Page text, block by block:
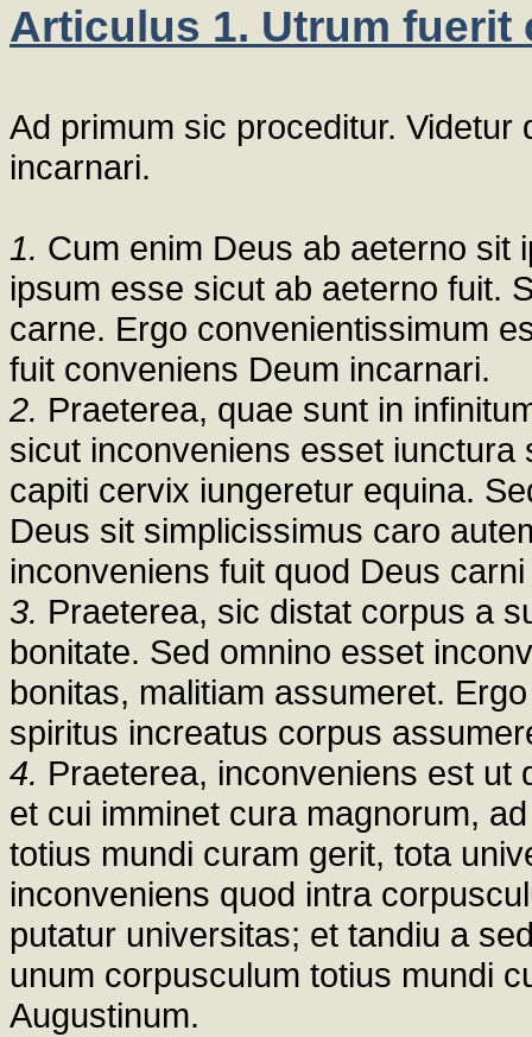
Articulus 1. Utrum fuerit
Ad primum sic proceditur.
incarnari.
1. Cum enim Deus ab aeterno sit
ipsum esse sicut ab aeterno fuit.
carne. Ergo convenientissimum
fuit conveniens Deum incarnari.
2. Praeterea, quae sunt in
sicut inconveniens esset
capiti cervix iungeretur equina.
Deus sit simplicissimus caro
inconveniens fuit quod Deus
3. Praeterea, sic distat corpus a
bonitate. Sed omnino esset
bonitas, malitiam assumeret.
spiritus increatus corpus
4. Praeterea, inconveniens est ut
et cui imminet cura magnorum,
totius mundi curam gerit, tota
inconveniens quod intra
putatur universitas; et tandiu a
unum corpusculum totius mundi
Augustinum.